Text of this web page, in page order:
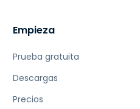
Empieza
Prueba gratuita
Descargas
Precios